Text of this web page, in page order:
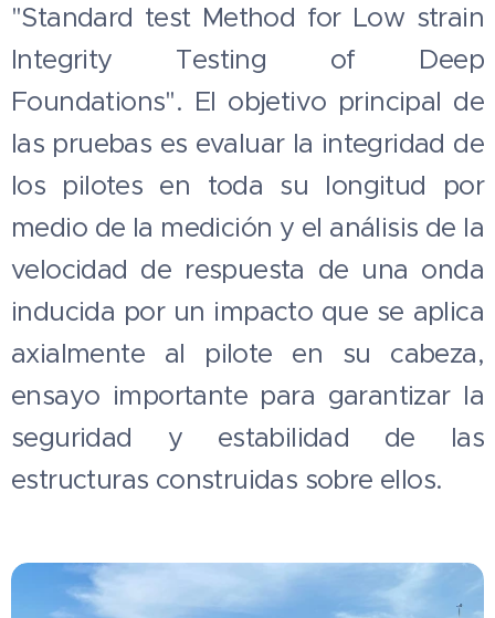
"Standard test Method for Low strain
Integrity Testing of Deep
Foundations". El objetivo principal de
las pruebas es evaluar la integridad de
los pilotes en toda su longitud por
medio de la medición y el análisis de la
velocidad de respuesta de una onda
inducida por un impacto que se aplica
axialmente al pilote en su cabeza,
ensayo importante para garantizar la
seguridad y estabilidad de las
estructuras construidas sobre ellos.